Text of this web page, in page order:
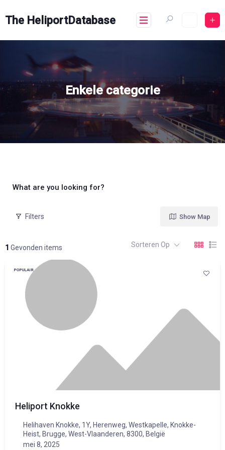
toThe HeliportDatabase
Enkele categorie
What are you looking for?
Filters
1 Gevonden items
Show Map
Sorteren Op
POPULAIR
Heliport Knokke
Helihaven Knokke, 1Y, Herenweg, Westkapelle, Knokke-
Heist, Brugge, West-Vlaanderen, 8300, België
mei 8, 2025